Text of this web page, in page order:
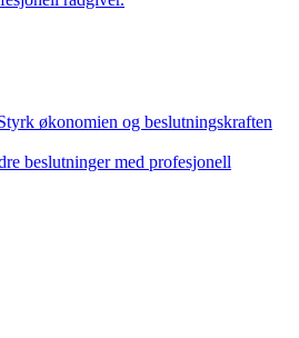
økonomien og beslutningskraften
beslutninger med profesjonell